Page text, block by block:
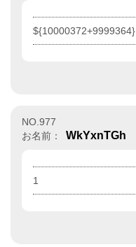
${10000372+9999364}
NO.977
お名前：
WkYxnTGh
1